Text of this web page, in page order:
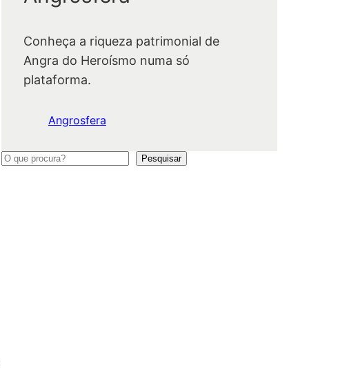
Conheça a riqueza patrimonial de
Angra do Heroísmo numa só
plataforma.
Angrosfera
P
Pesquisar